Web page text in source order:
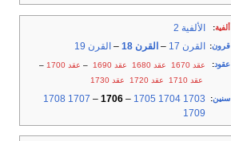
ألفية: الألفية 2
قرون: القرن 17 – القرن 18 – القرن 19
عقود: عقد 1670 عقد 1680 عقد 1690 – عقد 1700
–
عقد 1710
عقد 1720 عقد 1730
سنين:
1703
1704
1705
–
1706
–
1707
1708
1709